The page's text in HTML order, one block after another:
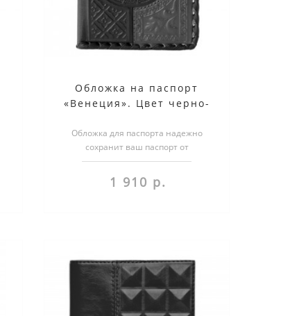
Обложка на паспорт
«Венеция». Цвет черно-
Обложка для паспорта надежно
сохранит ваш паспорт от
повреждений. Более того, обложка
несет в себе н..
1 910 р.